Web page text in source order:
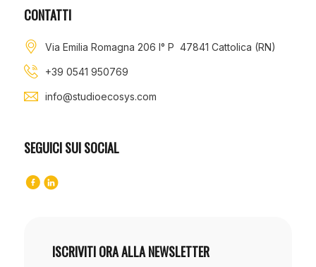
CONTATTI
Via Emilia Romagna 206 I° P 47841 Cattolica (RN)
+39 0541 950769
info@studioecosys.com
SEGUICI SUI SOCIAL
ISCRIVITI ORA ALLA NEWSLETTER